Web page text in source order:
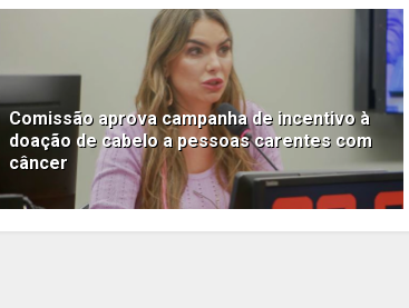
Comissão aprova campanha de incentivo à
doação de cabelo a pessoas carentes com
câncer